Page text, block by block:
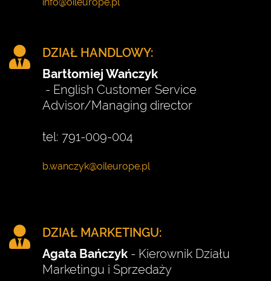
DZIAŁ HANDLOWY:
Bartłomiej Wańczyk
- English Customer Service
Advisor/Managing director
tel: 791-009-004
DZIAŁ MARKETINGU:
Agata Bańczyk - Kierownik Działu
Marketingu i Sprzedaży